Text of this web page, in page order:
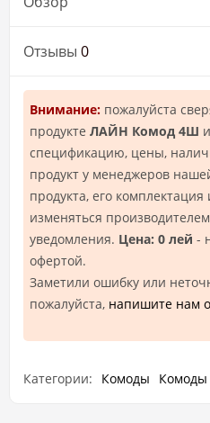
Отзывы 0
Внимание: пожалуйста
продукте ЛАЙН Комод 4Ш
спецификацию, цены,
продукт у менеджеров
продукта, его
изменяться
уведомления. Цена: 0 лей -
офертой.
Заметили ошибку или
пожалуйста, напишите нам
Категории: Комоды Комоды